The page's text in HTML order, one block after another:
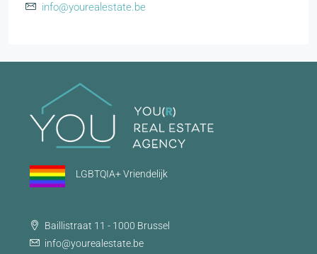
info@yourealestate.be
LGBTQIA+ Vriendelijk
Baillistraat 11 - 1000 Brussel
info@yourealestate.be